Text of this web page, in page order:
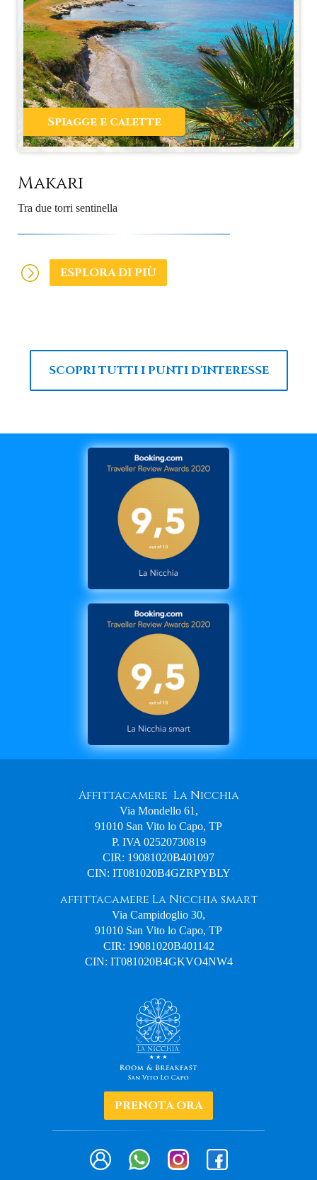
Spiagge e calette
Makari
Tra due torri sentinella
ESPLORA DI PIÙ
SCOPRI TUTTI I PUNTI D'INTERESSE
Affittacamere La Nicchia
Via Mondello 61,
91010 San Vito lo Capo, TP
P. IVA 02520730819
CIR: 19081020B401097
CIN: IT081020B4GZRPYBLY
affittacamere La Nicchia smart
Via Campidoglio 30,
91010 San Vito lo Capo, TP
CIR: 19081020B401142
CIN: IT081020B4GKVO4NW4
PRENOTA ORA